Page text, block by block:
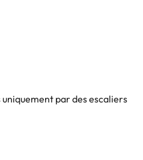
par des escaliers